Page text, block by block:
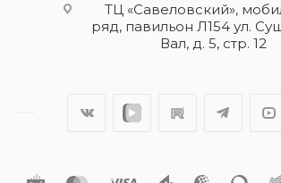
ТЦ «Савеловский»,
ряд, павильон Л154 ул.
Вал, д. 5, стр. 12